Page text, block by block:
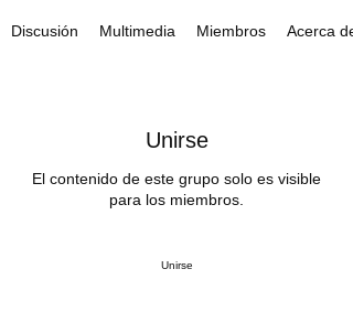
Discusión Multimedia Miembros Acerca de
Unirse
El contenido de este grupo solo es visible
para los miembros.
Unirse